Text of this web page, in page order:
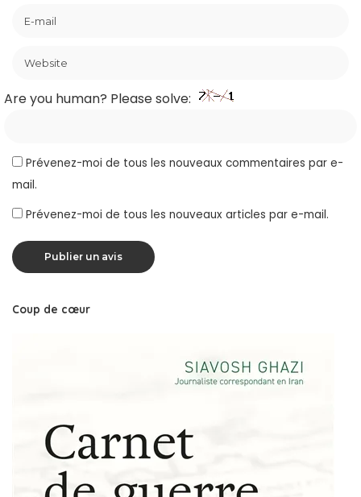
Are you human? Please solve:
Prévenez-moi de tous les nouveaux commentaires par e-
mail.
Prévenez-moi de tous les nouveaux articles par e-mail.
Coup de cœur